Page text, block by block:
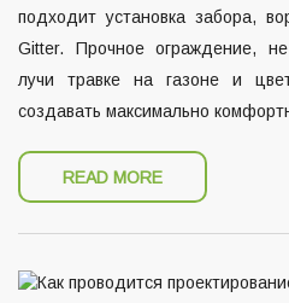
подходит установка забора,
Gitter. Прочное ограждение,
лучи травке на газоне и
создавать максимально
READ MORE